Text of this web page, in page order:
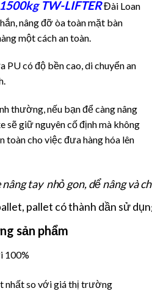
TW-LIFTERĐài Loan
nâng đỡ òa toàn mặt bàn
một cách an toàn.
PU có độ bền cao, di chuyển an
thường, nếu bạn để càng nâng
sẽ giữ nguyên cố định mà không
toàn cho việc đưa hàng hóa lên
nâng tay nhỏ gon, dể nâng và
pallet có thành dần sử
sản phẩm
100%
nhất so với giá thị trường